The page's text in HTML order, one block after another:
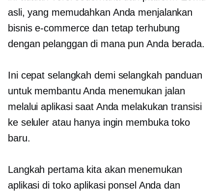
asli, yang memudahkan Anda menjalankan
bisnis e-commerce dan tetap terhubung
dengan pelanggan di mana pun Anda berada.
Ini cepatselangkah demi selangkah panduan
untuk membantu Anda menemukan jalan
melalui aplikasi saat Anda melakukan transisi
ke seluler atau hanya ingin membuka toko
baru.
Langkah pertama kita akan menemukan
aplikasi di toko aplikasi ponsel Anda dan